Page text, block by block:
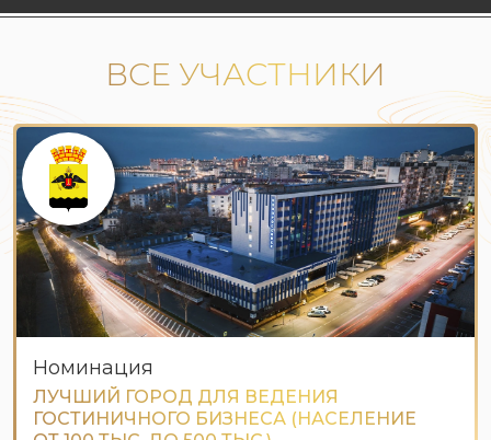
ВСЕ УЧАСТНИКИ
Номинация
ЛУЧШИЙ ГОРОД ДЛЯ ВЕДЕНИЯ
ГОСТИНИЧНОГО БИЗНЕСА (НАСЕЛЕНИЕ